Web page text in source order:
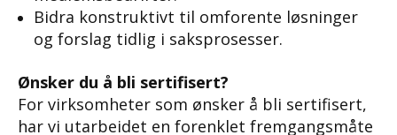
Bidra konstruktivt til omforente løsninger
og forslag tidlig i saksprosesser.
Ønsker du å bli sertifisert?
For virksomheter som ønsker å bli sertifisert,
har vi utarbeidet en forenklet fremgangsmåte